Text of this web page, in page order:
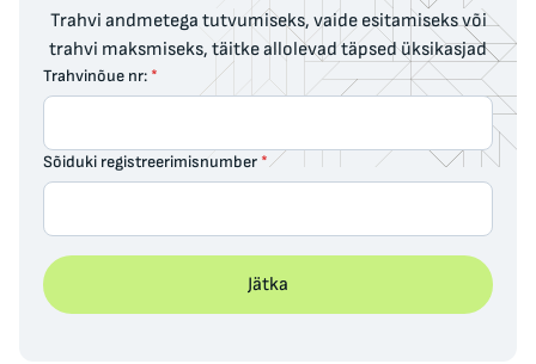
Trahvi andmetega tutvumiseks, vaide esitamiseks või
trahvi maksmiseks, täitke allolevad täpsed üksikasjad
Trahvinõue nr: *
Sõiduki registreerimisnumber *
Jätka